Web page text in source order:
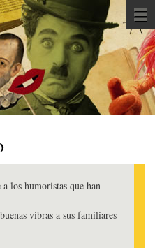
los humoristas que han
vibras a sus familiares